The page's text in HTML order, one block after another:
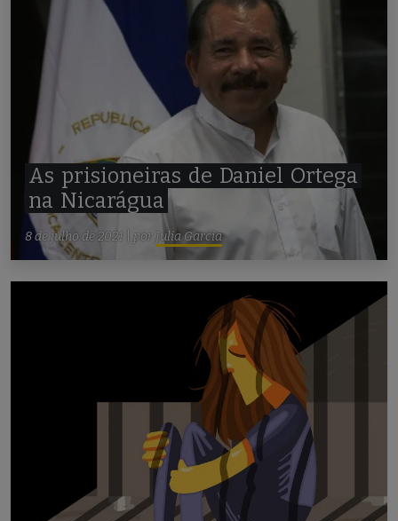
As prisioneiras de Daniel Ortega
na Nicarágua
8 de julho de 2021 por Julia Garcia